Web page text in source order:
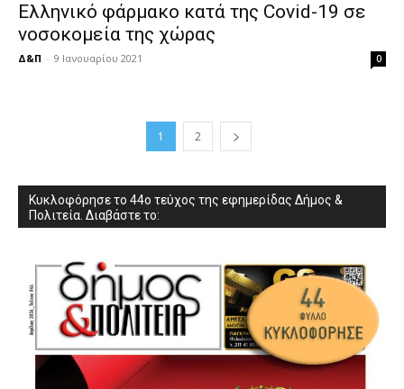
Ελληνικό φάρμακο κατά της Covid-19 σε
νοσοκομεία της χώρας
Δ&Π - 9 Ιανουαρίου 2021 0
1 2
Κυκλοφόρησε το 44ο τεύχος της εφημερίδας Δήμος &
Πολιτεία. Διαβάστε το: